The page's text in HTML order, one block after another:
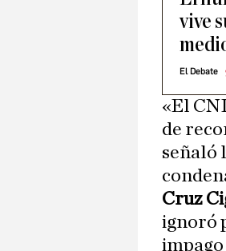
vive
El Debate
«El
de
señaló
Cruz
ignoró